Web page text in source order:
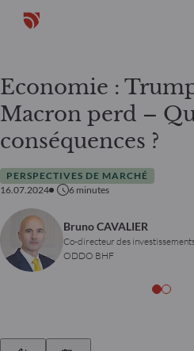
Economie :
Macron perd –
conséquences ?
PERSPECTIVES DE MARCHÉ
16.07.2024
6 minutes
Bruno CAVALIER
Co-directeur des
ODDO BHF